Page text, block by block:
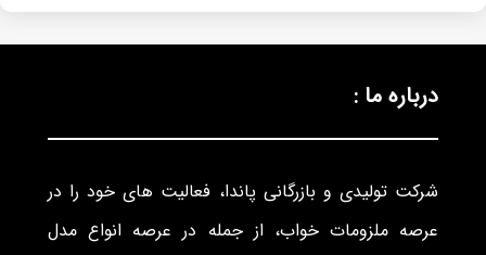
درباره ما :
شرکت تولیدی و بازرگانی پاندا، فعالیت های خود را در
عرصه ملزومات خواب، از جمله در عرصه انواع مدل